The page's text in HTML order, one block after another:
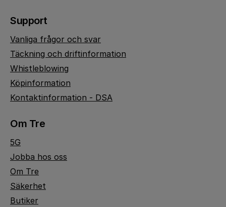
Support
Vanliga frågor och svar
Täckning och driftinformation
Whistleblowing
Köpinformation
Kontaktinformation - DSA
Om Tre
5G
Jobba hos oss
Om Tre
Säkerhet
Butiker